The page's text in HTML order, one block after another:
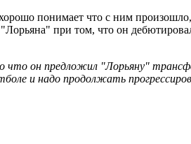
понимает что с ним
при том, что он
он предложил "Лорьяну"
и надо продолжать